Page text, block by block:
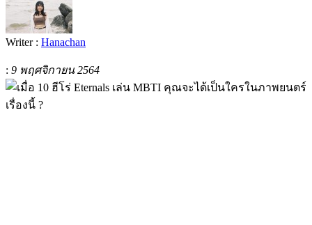
Writer : Hanachan
: 9 พฤศจิกายน 2564